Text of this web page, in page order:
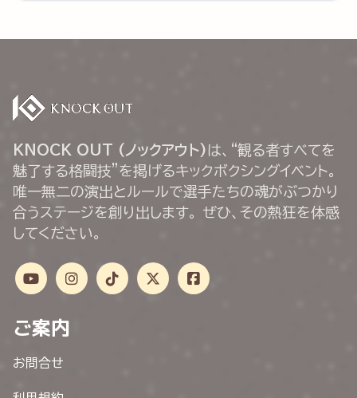
KNOCK OUT (ノックアウト) は、“観る者すべてを
魅了する格闘技”を掲げるキックボクシングイベント。
唯一無二の演出とルールで選手たちの魂がぶつかり
合うステージを創り出します。 ぜひ、その熱狂を体感
してください。
ご案内
お問合せ